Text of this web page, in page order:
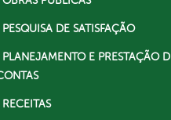
PESQUISA DE SATISFAÇÃO
PLANEJAMENTO E PRESTAÇÃO
RECEITAS